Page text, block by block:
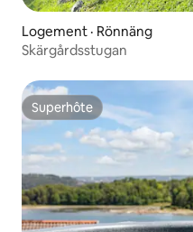
Logement · Rönnäng
Skärgårdsstugan
Superhôte
Superhôte